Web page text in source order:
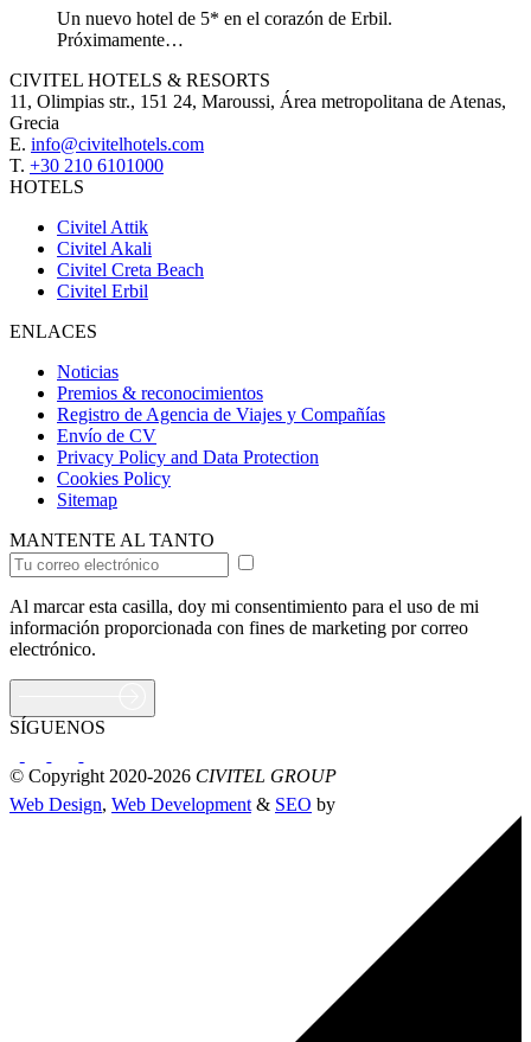
Un nuevo hotel de 5* en el corazón de Erbil.
Próximamente…
CIVITEL HOTELS & RESORTS
11, Olimpias str., 151 24, Maroussi, Área metropolitana de Atenas,
Grecia
E. info@civitelhotels.com
T. +30 210 6101000
HOTELS
Civitel Attik
Civitel Akali
Civitel Creta Beach
Civitel Erbil
ENLACES
Noticias
Premios & reconocimientos
Registro de Agencia de Viajes y Compañías
Envío de CV
Privacy Policy and Data Protection
Cookies Policy
Sitemap
MANTENTE AL TANTO
Al marcar esta casilla, doy mi consentimiento para el uso de mi
información proporcionada con fines de marketing por correo
electrónico.
SÍGUENOS
© Copyright 2020-2026 CIVITEL GROUP
Web Design, Web Development & SEO by